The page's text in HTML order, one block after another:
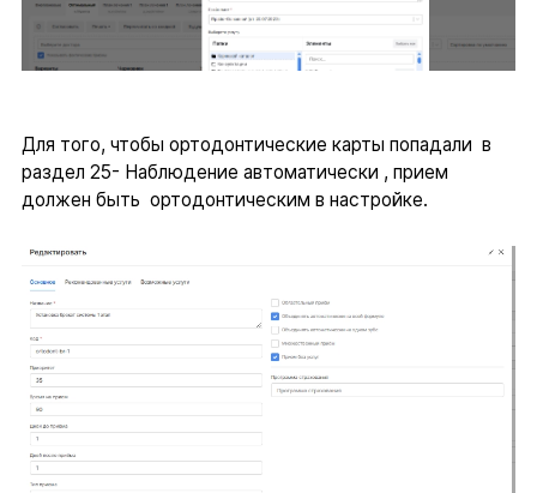
Для того, чтобы ортодонтические карты попадали в
раздел 25- Наблюдение автоматически , прием
должен быть ортодонтическим в настройке.